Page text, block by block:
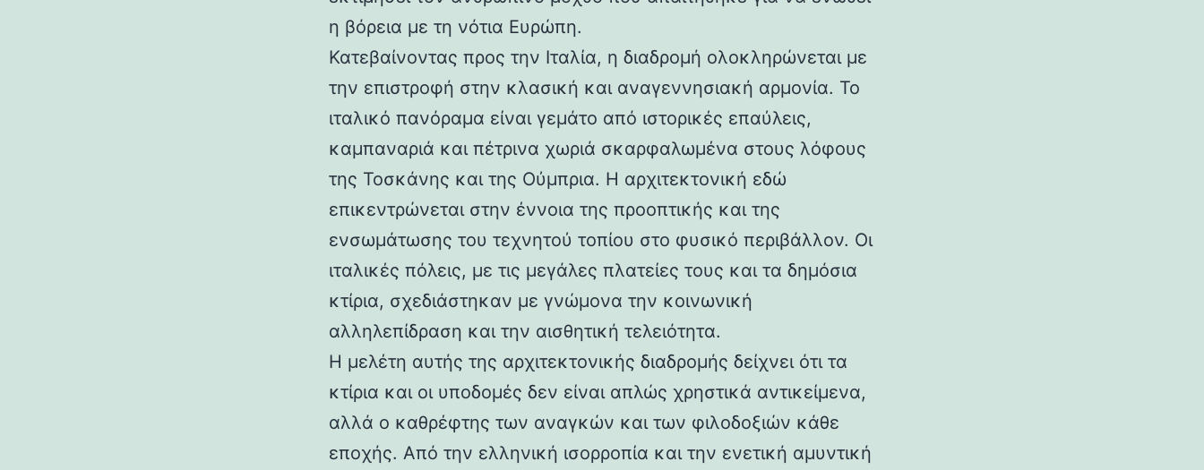
η βόρεια με τη νότια Ευρώπη.
Κατεβαίνοντας προς την Ιταλία, η διαδρομή ολοκληρώνεται με
την επιστροφή στην κλασική και αναγεννησιακή αρμονία. Το
ιταλικό πανόραμα είναι γεμάτο από ιστορικές επαύλεις,
καμπαναριά και πέτρινα χωριά σκαρφαλωμένα στους λόφους
της Τοσκάνης και της Ούμπρια. Η αρχιτεκτονική εδώ
επικεντρώνεται στην έννοια της προοπτικής και της
ενσωμάτωσης του τεχνητού τοπίου στο φυσικό περιβάλλον. Οι
ιταλικές πόλεις, με τις μεγάλες πλατείες τους και τα δημόσια
κτίρια, σχεδιάστηκαν με γνώμονα την κοινωνική
αλληλεπίδραση και την αισθητική τελειότητα.
Η μελέτη αυτής της αρχιτεκτονικής διαδρομής δείχνει ότι τα
κτίρια και οι υποδομές δεν είναι απλώς χρηστικά αντικείμενα,
αλλά ο καθρέφτης των αναγκών και των φιλοδοξιών κάθε
εποχής. Από την ελληνική ισορροπία και την ενετική αμυντική